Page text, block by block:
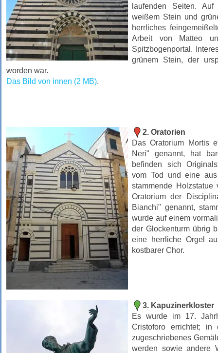
laufenden Seiten.
weißem Stein und
herrliches
Arbeit von Matteo
Spitzbogenportal.
grünem Stein, der
worden war.
Das Bild von innen (2 MB).
2. Oratorien
Das Oratorium Mortis
Neri" genannt, hat
befinden sich
vom Tod und eine
stammende
Oratorium der
Bianchi" genannt,
wurde auf einem
der Glockenturm übrig
eine herrliche Orgel
kostbarer Chor.
3. Kapuzinerkloster
Es wurde im 17.
Cristoforo errichtet;
zugeschriebenes
werden sowie andere